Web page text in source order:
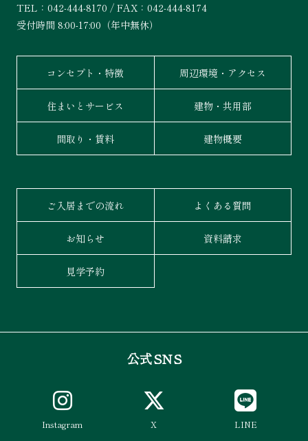
TEL：042-444-8170 / FAX：042-444-8174
受付時間 8:00-17:00（年中無休）
コンセプト・特徴 周辺環境・アクセス
住まいとサービス 建物・共用部
間取り・賃料 建物概要
ご入居までの流れ よくある質問
お知らせ 資料請求
見学予約
公式SNS
Instagram X LINE